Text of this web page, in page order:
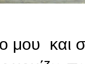
μου και